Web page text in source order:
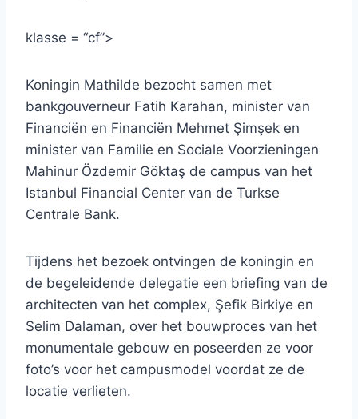
klasse = “cf”>
Koningin Mathilde bezocht samen met
bankgouverneur Fatih Karahan, minister van
Financiën en Financiën Mehmet Şimşek en
minister van Familie en Sociale Voorzieningen
Mahinur Özdemir Göktaş de campus van het
Istanbul Financial Center van de Turkse
Centrale Bank.
Tijdens het bezoek ontvingen de koningin en
de begeleidende delegatie een briefing van de
architecten van het complex, Şefik Birkiye en
Selim Dalaman, over het bouwproces van het
monumentale gebouw en poseerden ze voor
foto’s voor het campusmodel voordat ze de
locatie verlieten.